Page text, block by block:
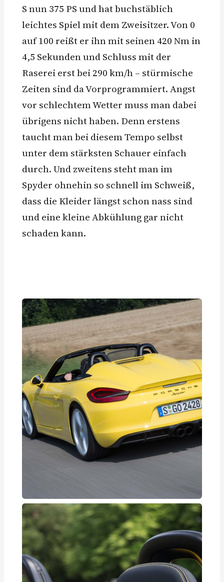
S nun 375 PS und hat buchstäblich
leichtes Spiel mit dem Zweisitzer. Von 0
auf 100 reißt er ihn mit seinen 420 Nm in
4,5 Sekunden und Schluss mit der
Raserei erst bei 290 km/h – stürmische
Zeiten sind da Vorprogrammiert. Angst
vor schlechtem Wetter muss man dabei
übrigens nicht haben. Denn erstens
taucht man bei diesem Tempo selbst
unter dem stärksten Schauer einfach
durch. Und zweitens steht man im
Spyder ohnehin so schnell im Schweiß,
dass die Kleider längst schon nass sind
und eine kleine Abkühlung gar nicht
schaden kann.